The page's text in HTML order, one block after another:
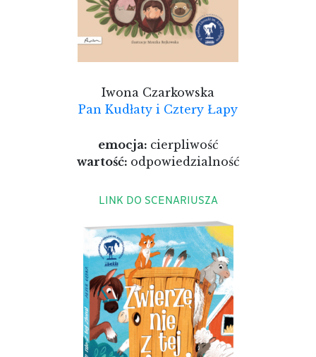
Iwona Czarkowska
Pan Kudłaty i Cztery Łapy
emocja: cierpliwość
wartość: odpowiedzialność
LINK DO SCENARIUSZA